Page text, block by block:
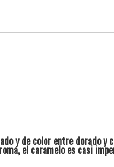
y de color entre dorado y
el caramelo es casi